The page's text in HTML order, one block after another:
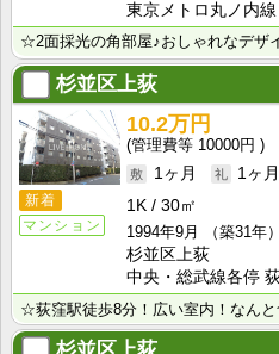
東京メトロ丸ノ内
☆2面採光の角部屋♪おしゃれなデザ
杉並区上荻
新着
マンション
10.2万円
10000円
1ヶ月
1ヶ月
1K
30㎡
1994年9月
（築31年）
杉並区上荻
中央・総武線各停
☆荻窪駅徒歩8分！広い室内！なんと